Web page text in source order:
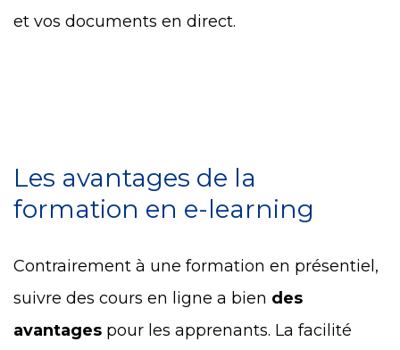
et vos documents en direct.
Les avantages de la
formation en e-learning
Contrairement à une formation en présentiel,
suivre des cours en ligne a bien des
avantages pour les apprenants. La facilité